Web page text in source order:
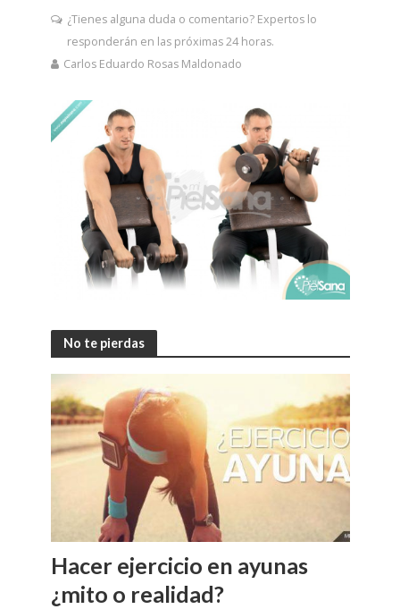
¿Tienes alguna duda o comentario? Expertos lo
responderán en las próximas 24 horas.
Carlos Eduardo Rosas Maldonado
No te pierdas
Hacer ejercicio en ayunas
¿mito o realidad?